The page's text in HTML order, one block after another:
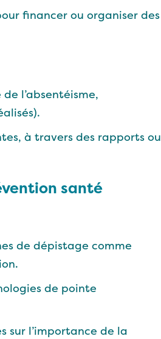
financer ou organiser des
l’absentéisme,
à travers des rapports ou
santé
de dépistage comme
de pointe
sur l’importance de la